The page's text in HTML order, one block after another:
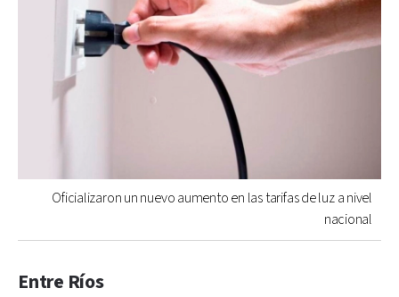
Oficializaron un nuevo aumento en las tarifas de luz a nivel
nacional
Entre Ríos